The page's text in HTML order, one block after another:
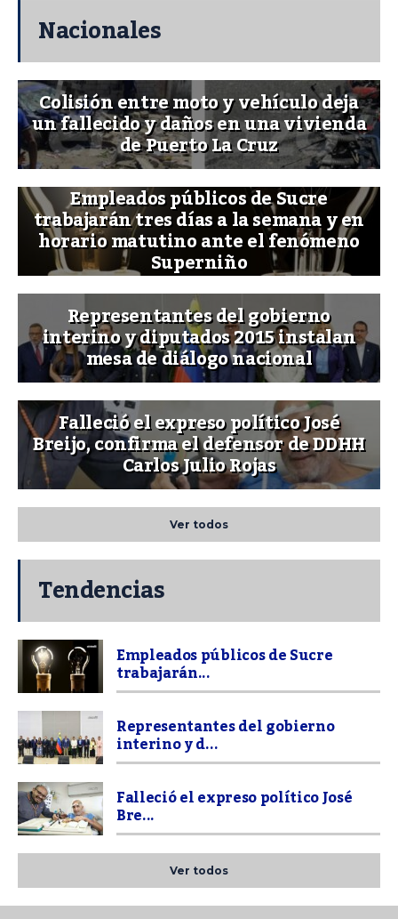
Nacionales
Colisión entre moto y vehículo deja
un fallecido y daños en una vivienda
de Puerto La Cruz
Empleados públicos de Sucre
trabajarán tres días a la semana y en
horario matutino ante el fenómeno
Superniño
Representantes del gobierno
interino y diputados 2015 instalan
mesa de diálogo nacional
Falleció el expreso político José
Breijo, confirma el defensor de DDHH
Carlos Julio Rojas
Ver todos
Tendencias
Empleados públicos de Sucre
trabajarán...
Representantes del gobierno
interino y d...
Falleció el expreso político José
Bre...
Ver todos